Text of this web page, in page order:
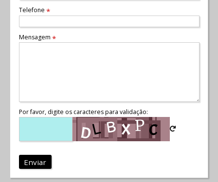
Telefone *
Mensagem *
Por favor, digite os caracteres para validação:
Enviar